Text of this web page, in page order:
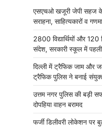
एसएचओ खजूरी जेपी सहज के
सराहना, साहित्यकारों व
2800 विद्यार्थियों और 120
संदेश, सरकारी स्कूल में
दिल्ली में ट्रैफिक जाम और
ट्रैफिक पुलिस ने बनाई
उत्तम नगर पुलिस की बड़ी
दोपहिया वाहन बरामद
फर्जी डिलीवरी लोकेशन पर